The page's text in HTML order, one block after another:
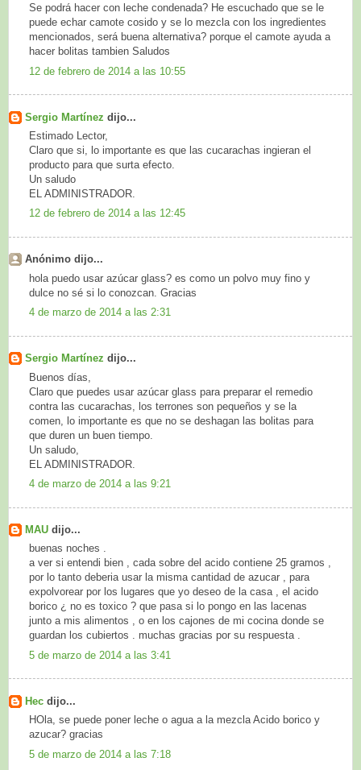
Se podrá hacer con leche condenada? He escuchado que se le
puede echar camote cosido y se lo mezcla con los ingredientes
mencionados, será buena alternativa? porque el camote ayuda a
hacer bolitas tambien Saludos
12 de febrero de 2014 a las 10:55
Sergio Martínez dijo...
Estimado Lector,
Claro que si, lo importante es que las cucarachas ingieran el
producto para que surta efecto.
Un saludo
EL ADMINISTRADOR.
12 de febrero de 2014 a las 12:45
Anónimo dijo...
hola puedo usar azúcar glass? es como un polvo muy fino y
dulce no sé si lo conozcan. Gracias
4 de marzo de 2014 a las 2:31
Sergio Martínez dijo...
Buenos días,
Claro que puedes usar azúcar glass para preparar el remedio
contra las cucarachas, los terrones son pequeños y se la
comen, lo importante es que no se deshagan las bolitas para
que duren un buen tiempo.
Un saludo,
EL ADMINISTRADOR.
4 de marzo de 2014 a las 9:21
MAU dijo...
buenas noches .
a ver si entendi bien , cada sobre del acido contiene 25 gramos ,
por lo tanto deberia usar la misma cantidad de azucar , para
expolvorear por los lugares que yo deseo de la casa , el acido
borico ¿ no es toxico ? que pasa si lo pongo en las lacenas
junto a mis alimentos , o en los cajones de mi cocina donde se
guardan los cubiertos . muchas gracias por su respuesta .
5 de marzo de 2014 a las 3:41
Hec dijo...
HOla, se puede poner leche o agua a la mezcla Acido borico y
azucar? gracias
5 de marzo de 2014 a las 7:18